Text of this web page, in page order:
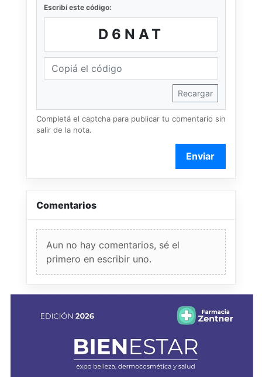
Escribí este código:
D6NAT
Recargar
Completá el captcha para publicar tu comentario sin
salir de la nota.
Enviar
Comentarios
Aun no hay comentarios, sé el
primero en escribir uno.